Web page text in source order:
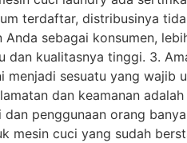
terdaftar, distribusinya
sebagai konsumen,
kualitasnya tinggi. 3.
sesuatu yang wajib
dan keamanan
penggunaan orang
mesin cuci yang sudah